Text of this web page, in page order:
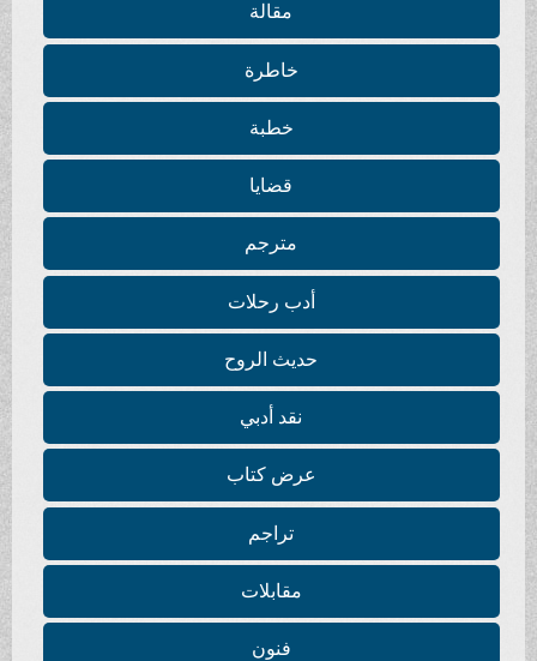
مقالة
خاطرة
خطبة
قضايا
مترجم
أدب رحلات
حديث الروح
نقد أدبي
عرض كتاب
تراجم
مقابلات
فنون